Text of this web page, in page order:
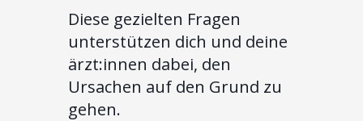
Diese gezielten Fragen
unterstützen dich und deine
ärzt:innen dabei, den
Ursachen auf den Grund zu
gehen.